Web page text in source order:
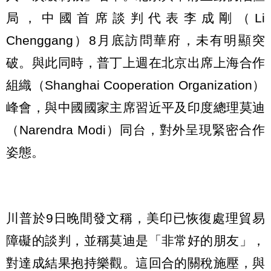
局，中國首席談判代表李成剛（Li
Chenggang）8月底訪問華府，未有明顯突
破。與此同時，普丁上週在北京出席上海合作
組織（Shanghai Cooperation Organization）
峰會，與中國國家主席習近平及印度總理莫迪
（Narendra Modi）同台，對外呈現緊密合作
姿態。
川普於9日晚間發文稱，美印已恢復處理貿易
障礙的談判，並稱莫迪是「非常好的朋友」，
對達成結果抱持樂觀。這回合的關稅施壓，與